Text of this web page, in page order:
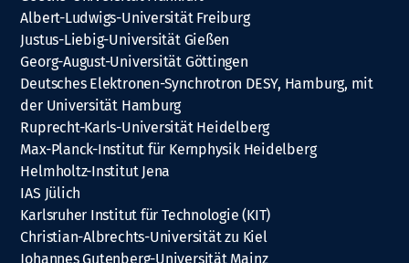
Albert-Ludwigs-Universität Freiburg
Justus-Liebig-Universität Gießen
Georg-August-Universität Göttingen
Deutsches Elektronen-Synchrotron DESY, Hamburg, mit
der Universität Hamburg
Ruprecht-Karls-Universität Heidelberg
Max-Planck-Institut für Kernphysik Heidelberg
Helmholtz-Institut Jena
IAS Jülich
Karlsruher Institut für Technologie (KIT)
Christian-Albrechts-Universität zu Kiel
Johannes Gutenberg-Universität Mainz